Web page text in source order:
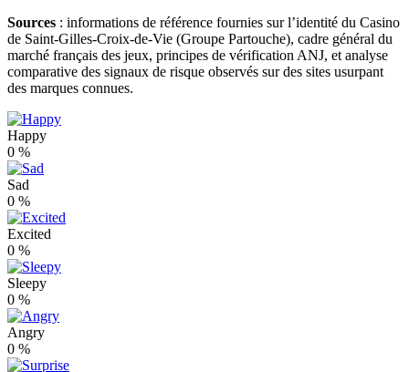
Sources : informations de référence fournies sur l’identité du Casino
de Saint-Gilles-Croix-de-Vie (Groupe Partouche), cadre général du
marché français des jeux, principes de vérification ANJ, et analyse
comparative des signaux de risque observés sur des sites usurpant
des marques connues.
Happy
0 %
Sad
0 %
Excited
0 %
Sleepy
0 %
Angry
0 %